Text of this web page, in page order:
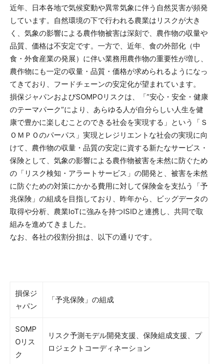
近年、日本各地で気候変動や異常気象に伴う自然災害が頻発
しています。自然環境の下で行われる農業はリスクが大き
く、気象の影響による農作物被害は深刻で、農作物の収量や
品質、価格は不安定です。一方で、近年、食の外部化（中
食・外食産業の発展）に伴い業務用農作物の重要性が増し、
農作物にも一定の収量・品質・価格が求められるようになっ
てきており、フードチェーンの安定化が望まれています。
損保ジャパンおよびSOMPOリスクは、「”安心・安全・健康
のテーマパーク”により、あらゆる人が自分らしい人生を健
康で豊かに楽しむことのできる社会を実現する」という「Ｓ
ＯＭＰＯのパーパス」実現とレジリエントな社会の実現に向
けて、農作物の収量・品質の安定に資する新たなサービス・
保険として、気象の影響による農作物被害を未然に防ぐため
の「リスク検知・アラートサービス」の開発と、被害を未然
に防ぐための対策にかかる費用に対して保険金を支払う「予
兆保険」の組成を目指しており、昨年から、ビッグデータの
取得や分析、農業IoTに強みを持つISIDと連携し、共同で取
組みを進めてきました。
なお、各社の役割分担は、以下の通りです。
損保ジ
ャパン
「予兆保険」の組成
SOMP
Oリス
ク
リスク予測モデル開発支援、保険組成支援、プ
ロジェクトコーディネーション